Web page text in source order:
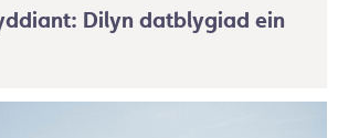
Dilyn datblygiad ein